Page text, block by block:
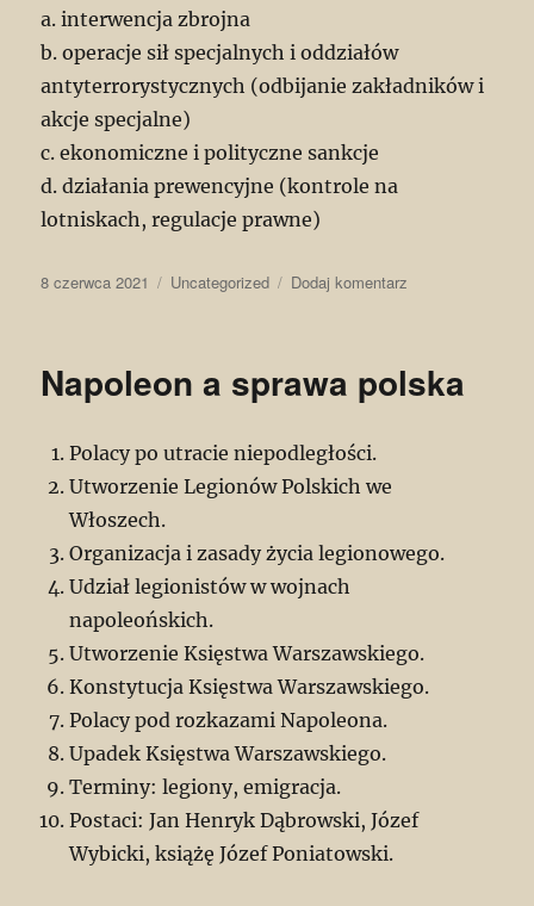
a. interwencja zbrojna
b. operacje sił specjalnych i oddziałów
antyterrorystycznych (odbijanie zakładników i
akcje specjalne)
c. ekonomiczne i polityczne sankcje
d. działania prewencyjne (kontrole na
lotniskach, regulacje prawne)
Data
8 czerwca 2021 Kategorie
Uncategorized Dodaj komentarz
Napoleon a sprawa polska
Polacy po utracie niepodległości.
Utworzenie Legionów Polskich we
Włoszech.
Organizacja i zasady życia legionowego.
Udział legionistów w wojnach
napoleońskich.
Utworzenie Księstwa Warszawskiego.
Konstytucja Księstwa Warszawskiego.
Polacy pod rozkazami Napoleona.
Upadek Księstwa Warszawskiego.
Terminy: legiony, emigracja.
Postaci: Jan Henryk Dąbrowski, Józef
Wybicki, książę Józef Poniatowski.